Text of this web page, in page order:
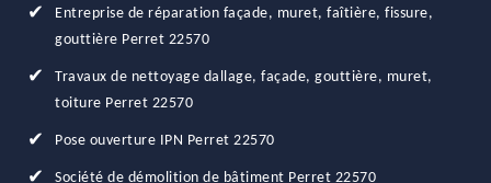
Entreprise de réparation façade, muret, faîtière, fissure,
gouttière Perret 22570
Travaux de nettoyage dallage, façade, gouttière, muret,
toiture Perret 22570
Pose ouverture IPN Perret 22570
Société de démolition de bâtiment Perret 22570